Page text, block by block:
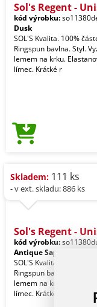
Sol's Regent -
kód výrobku:
Dusk
SOL'S Kvalita. 100%
Ringspun bavlna. Styl.
lemem na krku.
límec. Krátké r
Skladem: 111 ks
- v ext. skladu: 886 ks
Sol's Regent -
kód výrobku:
Antique Sapphire
SOL'S Kvalita. 100%
Ringspun bavlna. Styl.
lemem na krku.
límec. Krátké r